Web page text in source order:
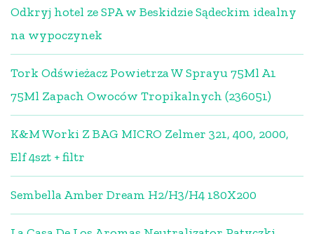
Odkryj hotel ze SPA w Beskidzie Sądeckim idealny
na wypoczynek
Tork Odświeżacz Powietrza W Sprayu 75Ml A1
75Ml Zapach Owoców Tropikalnych (236051)
K&M Worki Z BAG MICRO Zelmer 321, 400, 2000,
Elf 4szt + filtr
Sembella Amber Dream H2/H3/H4 180X200